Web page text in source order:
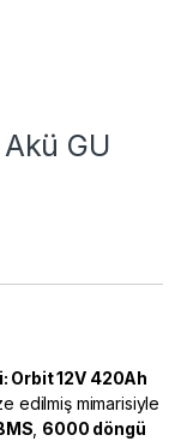
GU
Orbit 12V 420Ah
edilmiş mimarisiyle
6000 döngü